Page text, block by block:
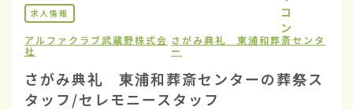
求人情報
アルファクラブ武蔵野株式会
社
さがみ典礼 東浦和葬斎センタ
ー
さがみ典礼 東浦和葬斎センターの葬祭ス
タッフ/セレモニースタッフ